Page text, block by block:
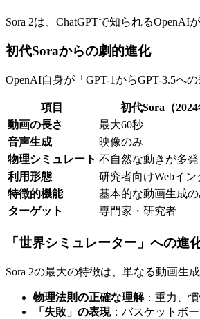
Sora 2は、ChatGPTで知られる
初代Soraからの劇的進化
OpenAI自身が「GPT-1からGPT-3.5へ
項目 初代Sora（2024
動画の長さ
最大60秒
音声生成
映像のみ
物理シミュレート 不自然な動きが多発
利用形態
研究者向けWebイ
特徴的機能
基本的な動画生成の
ターゲット
専門家・研究者
「世界シミュレーター」への進
Sora 2の最大の特徴は、単なる動画生
物理法則の正確な理解：重力、
「失敗」の表現：バスケットボ